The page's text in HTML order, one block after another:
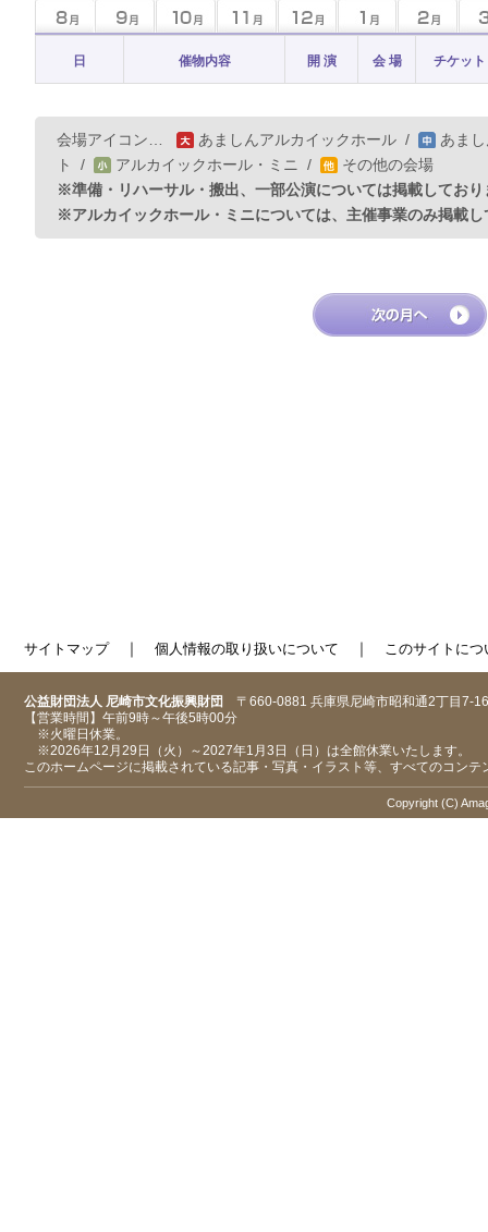
日 催物内容 開 演 会 場 チケット
会場アイコン… あましんアルカイックホール /
あま
ト
/ アルカイックホール・ミニ /
その他の会場
※準備・リハーサル・搬出、一部公演については掲載しており
※アルカイックホール・ミニについては、主催事業のみ掲載し
サイトマップ｜ 個人情報の取り扱いについて ｜ このサイトにつ
公益財団法人 尼崎市文化振興財団 〒660-0881 兵庫県尼崎市昭和通2丁目7-16
【営業時間】午前9時～午後5時00分
※火曜日休業。
※2026年12月29日（火）～2027年1月3日（日）は全館休業いたします。
このホームページに掲載されている記事・写真・イラスト等、すべてのコン
Copyright (C)